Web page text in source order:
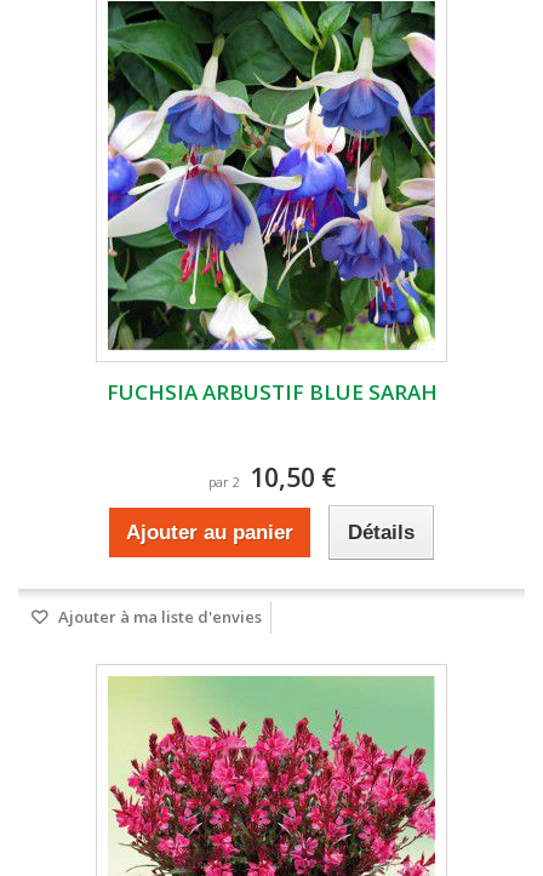
FUCHSIA ARBUSTIF BLUE SARAH
par 2 10,50 €
Ajouter au panier Détails
Ajouter à ma liste d'envies